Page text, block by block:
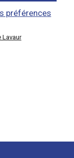
préférences
Lavaur